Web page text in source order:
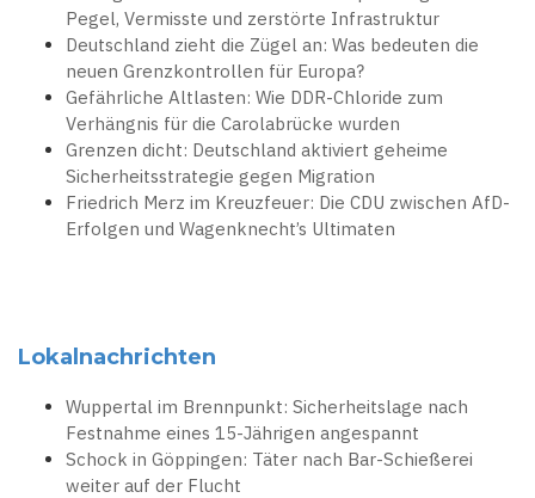
Pegel, Vermisste und zerstörte Infrastruktur
Deutschland zieht die Zügel an: Was bedeuten die
neuen Grenzkontrollen für Europa?
Gefährliche Altlasten: Wie DDR-Chloride zum
Verhängnis für die Carolabrücke wurden
Grenzen dicht: Deutschland aktiviert geheime
Sicherheitsstrategie gegen Migration
Friedrich Merz im Kreuzfeuer: Die CDU zwischen AfD-
Erfolgen und Wagenknecht’s Ultimaten
Lokalnachrichten
Wuppertal im Brennpunkt: Sicherheitslage nach
Festnahme eines 15-Jährigen angespannt
Schock in Göppingen: Täter nach Bar-Schießerei
weiter auf der Flucht